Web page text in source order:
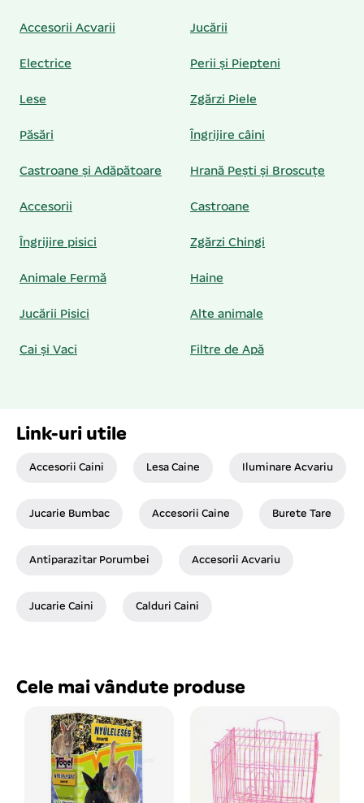
Accesorii Acvarii Jucării
Electrice Perii și Piepteni
Lese Zgărzi Piele
Păsări Îngrijire câini
Castroane și Adăpătoare Hrană Pești și Broscuțe
Accesorii Castroane
Îngrijire pisici Zgărzi Chingi
Animale Fermă Haine
Jucării Pisici Alte animale
Cai și Vaci Filtre de Apă
Link-uri utile
Accesorii Caini Lesa Caine Iluminare Acvariu
Jucarie Bumbac Accesorii Caine Burete Tare
Antiparazitar Porumbei Accesorii Acvariu
Jucarie Caini Calduri Caini
Cele mai vândute produse